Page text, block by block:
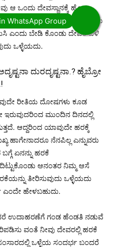
ಆ ಒಂದು ದೇವಸ್ಥಾನಕ್ಕೆ ಹೋಗಿ
ಮೂಲಕ ನಾನು ಹರಕೆ ಹೊತ್ತಿದ್ದನು
ಎಂದು ಬೇಡಿ ಕೊಂಡು ದೇವರ ಬಳಿ
ಒಳ್ಳೆಯದು.
ದುರದೃಷ್ಟನಾ.? ಹೈಬ್ರೋ
ರೀತಿಯ ದೋಷಗಳು ಕೂಡ
ಇರುವುದರಿಂದ ಮುಂದಿನ ದಿನದಲ್ಲಿ
ಆದ್ದರಿಂದ ಯಾವುದೇ ಹರಕ್ಕೆ
ಹಾಗೇನಾದರೂ ನೆನಪಿಲ್ಲ ಎನ್ನುವರು
ಏನನ್ನು ಹರಕೆ
ಆನಂತರ ನಿಮ್ಮ ಆಸೆ
ತೀರಿಸುವುದು ಒಳ್ಳೆಯದು
ಹೇಳಬಹುದು.
ಉದಾಹರಣೆಗೆ ಗಂಡ ಹೆಂಡತಿ ನಡುವೆ
ವಂತೆ ನೀವು ದೇವರಲ್ಲಿ ಹರಕೆ
ಸಂಸಾರದಲ್ಲಿ ಒಳ್ಳೆಯ ಸಂದರ್ಭ ಬಂದರೆ